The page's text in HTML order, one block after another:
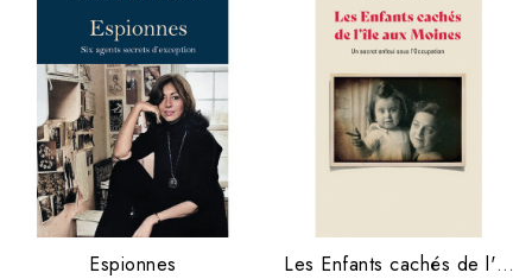
Espionnes Les Enfants cachés de l'île aux Moines